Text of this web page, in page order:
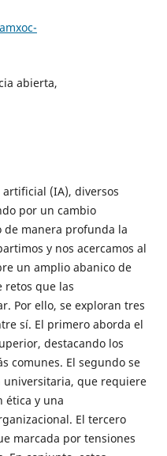
abierta,
(IA), diversos
por un cambio
de manera profunda la
y nos acercamos al
un amplio abanico de
retos que las
Por ello, se exploran tres
sí. El primero aborda el
destacando los
comunes. El segundo se
que requiere
ética y una
El tercero
marcada por tensiones